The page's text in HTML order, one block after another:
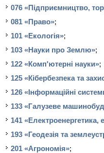
076 «Підприємництво,
081 «Право»;
101 «Екологія»;
103 «Науки про Землю»;
122 «Комп'ютерні науки»;
125 «Кібербезпека та
126 «Інформаційні
133 «Галузеве
141 «Електроенергетика,
193 «Геодезія та
201 «Агрономія»;